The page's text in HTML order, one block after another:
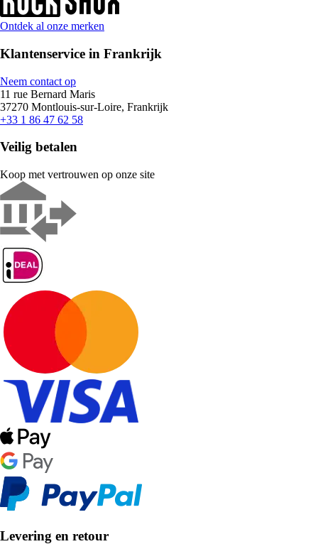
Ontdek al onze merken
Klantenservice in Frankrijk
Neem contact op
11 rue Bernard Maris
37270 Montlouis-sur-Loire, Frankrijk
+33 1 86 47 62 58
Veilig betalen
Koop met vertrouwen op onze site
Levering en retour